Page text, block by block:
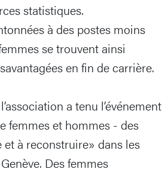
statistiques.
à des postes moins
se trouvent ainsi
en fin de carrière.
a tenu l’événement
femmes et hommes - des
à reconstruire» dans les
Des femmes